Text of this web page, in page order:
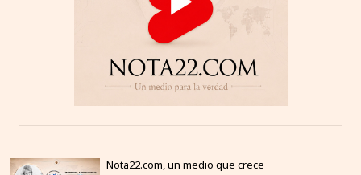
Nota22.com, un medio que crece